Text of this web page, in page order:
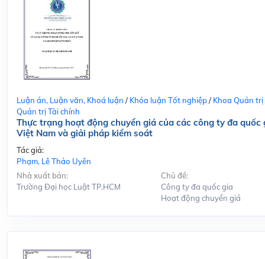
Luận án, Luận văn, Khoá luận / Khóa luận Tốt nghiệp/ Khoa Quản trị
Quản trị Tài chính
Thực trạng hoạt động chuyển giá của các công ty đa quốc
Việt Nam và giải pháp kiểm soát
Tác giả:
Phạm, Lê Thảo Uyên
Nhà xuất bản:
Trường Đại học Luật TP.HCM
Chủ đề:
Công ty đa quốc gia
Hoạt động chuyển giá